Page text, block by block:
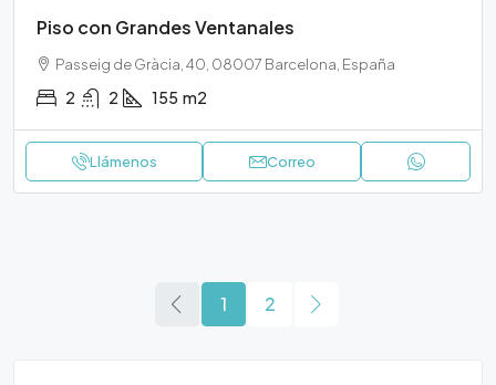
Piso con Grandes Ventanales
Passeig de Gràcia, 40, 08007 Barcelona, España
2 2 155 m2
Llámenos Correo
1 2